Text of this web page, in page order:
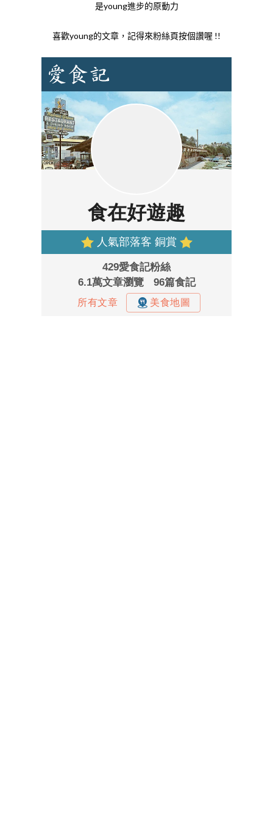
是young進步的原動力
喜歡young的文章，記得來粉絲頁按個讚喔 !!